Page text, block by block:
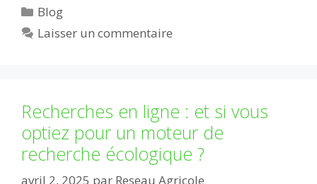
Catégories
Blog
Laisser un commentaire
Recherches en ligne : et si vous
optiez pour un moteur de
recherche écologique ?
avril 2, 2025 par Reseau Agricole